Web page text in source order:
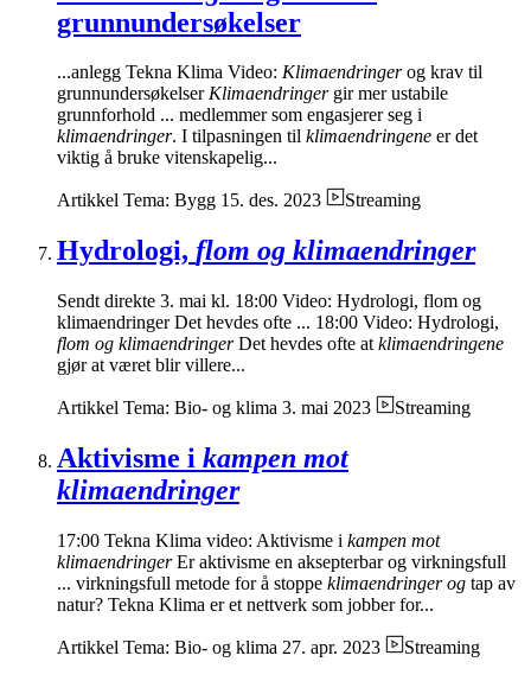
grunnundersøkelser
...anlegg Tekna Klima Video: Klimaendringerog krav til
grunnundersøkelserKlimaendringergir mer ustabile
grunnforhold ... medlemmer som engasjerer seg i
klimaendringer. I tilpasningen til klimaendringene er det
viktig å bruke vitenskapelig...
Artikkel Tema: Bygg 15. des. 2023 Streaming
Hydrologi, flom og klimaendringer
Sendt direkte 3. mai kl. 18:00 Video: Hydrologi, flom og
klimaendringer Det hevdes ofte ... 18:00 Video: Hydrologi,
flom og klimaendringerDet hevdes ofte at klimaendringene
gjør at været blir villere...
Artikkel Tema: Bio- og klima 3. mai 2023 Streaming
Aktivisme i kampen mot
klimaendringer
17:00 Tekna Klima video: Aktivisme i kampen mot
klimaendringerEr aktivisme en aksepterbar og virkningsfull
... virkningsfull metode for å stoppe klimaendringer og tap av
natur? Tekna Klima er et nettverk som jobber for...
Artikkel Tema: Bio- og klima 27. apr. 2023 Streaming